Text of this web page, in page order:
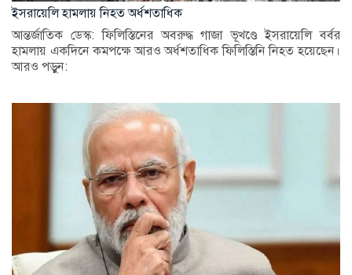
ইসরায়েলি হামলায় নিহত অর্ধশতাধিক
আন্তর্জাতিক ডেস্ক: ফিলিস্তিনের অবরুদ্ধ গাজা ভূখণ্ডে ইসরায়েলি বর্বর
হামলায় একদিনে কমপক্ষে আরও অর্ধশতাধিক ফিলিস্তিনি নিহত হয়েছেন।
আরও পড়ুন: